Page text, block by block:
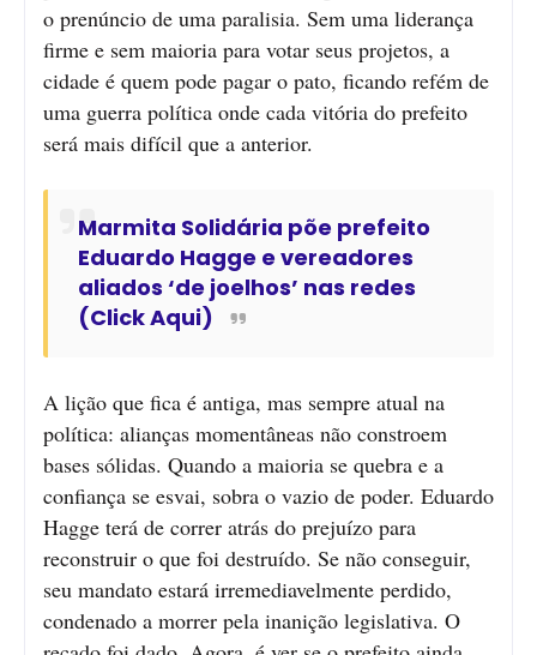
o prenúncio de uma paralisia. Sem uma liderança
firme e sem maioria para votar seus projetos, a
cidade é quem pode pagar o pato, ficando refém de
uma guerra política onde cada vitória do prefeito
será mais difícil que a anterior.
Marmita Solidária põe prefeito
Eduardo Hagge e vereadores
aliados ‘de joelhos’ nas redes
(Click Aqui)
A lição que fica é antiga, mas sempre atual na
política: alianças momentâneas não constroem
bases sólidas. Quando a maioria se quebra e a
confiança se esvai, sobra o vazio de poder. Eduardo
Hagge terá de correr atrás do prejuízo para
reconstruir o que foi destruído. Se não conseguir,
seu mandato estará irremediavelmente perdido,
condenado a morrer pela inanição legislativa. O